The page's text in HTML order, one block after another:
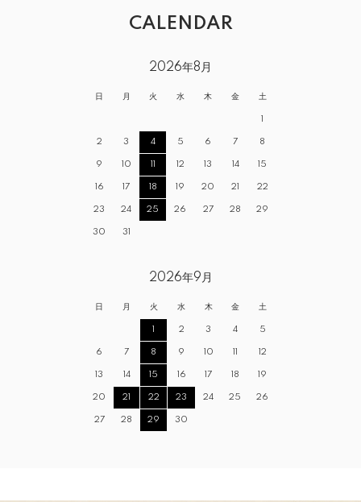
CALENDAR
2026年8月
日 月 火 水 木 金 土
1
2 3 4 5 6 7 8
9 10 11 12 13 14 15
16 17 18 19 20 21 22
23 24 25 26 27 28 29
30 31
2026年9月
日 月 火 水 木 金 土
1 2 3 4 5
6 7 8 9 10 11 12
13 14 15 16 17 18 19
20 21 22 23 24 25 26
27 28 29 30